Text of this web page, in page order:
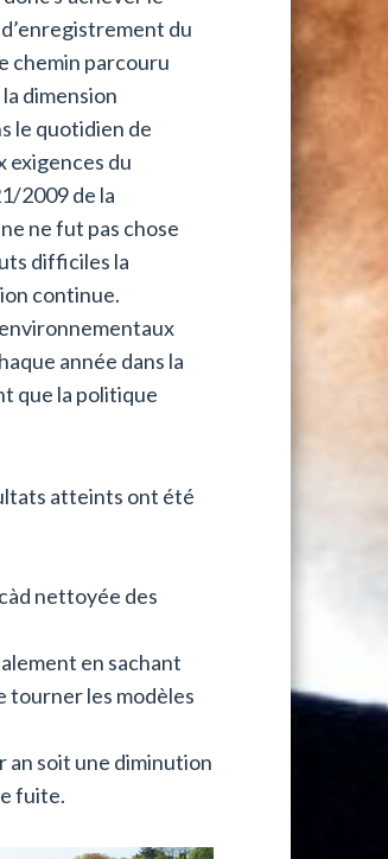
du
chemin parcouru
dimension
le quotidien de
exigences du
2009 de la
ne fut pas chose
difficiles la
continue.
année dans la
que la politique
atteints ont été
nettoyée des
en sachant
tourner les modèles
an soit une diminution
fuite.